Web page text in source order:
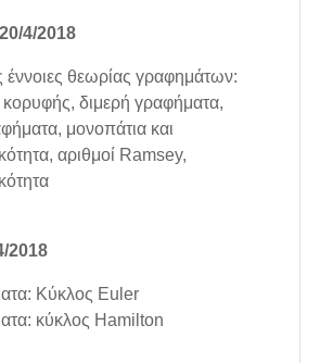
4/2018
έννοιες θεωρίας γραφημάτων:
διμερή γραφήματα,
μονοπάτια και
αριθμοί Ramsey,
2018
Κύκλος Euler
κύκλος Hamilton